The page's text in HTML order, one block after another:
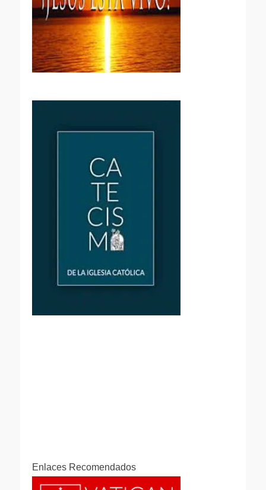
Enlaces Recomendados